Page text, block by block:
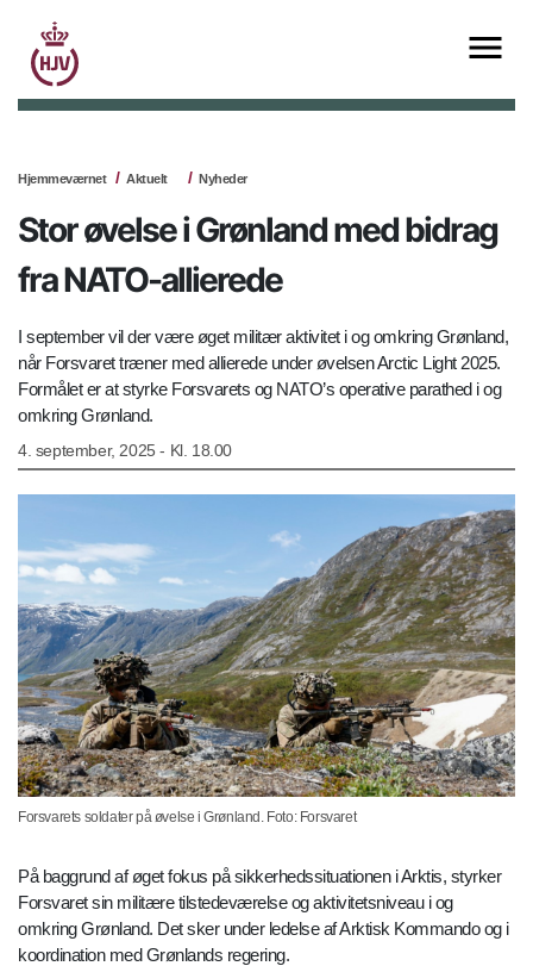
Hjemmeværnet Aktuelt Nyheder
Stor øvelse i Grønland med bidrag
fra NATO-allierede
I september vil der være øget militær aktivitet i og omkring Grønland,
når Forsvaret træner med allierede under øvelsen Arctic Light 2025.
Formålet er at styrke Forsvarets og NATO’s operative parathed i og
omkring Grønland.
4. september, 2025 - Kl. 18.00
Forsvarets soldater på øvelse i Grønland. Foto: Forsvaret
På baggrund af øget fokus på sikkerhedssituationen i Arktis, styrker
Forsvaret sin militære tilstedeværelse og aktivitetsniveau i og
omkring Grønland. Det sker under ledelse af Arktisk Kommando og i
koordination med Grønlands regering.